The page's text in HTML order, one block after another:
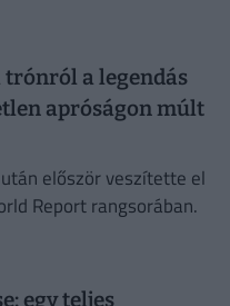
trónról a legendás
apróságon múlt
először veszítette el
Report rangsorában.
egy teljes